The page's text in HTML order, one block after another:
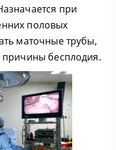
при
половых
маточные трубы,
причины бесплодия.